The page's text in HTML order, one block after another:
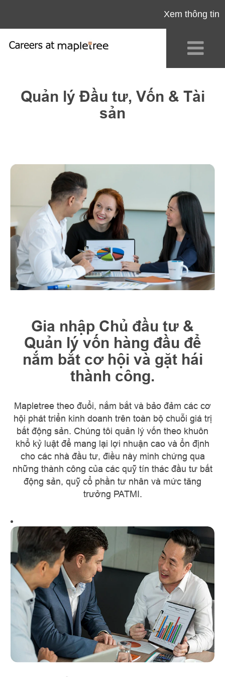
Xem thông tin
Asset
Quản lý Đầu tư, Vốn & Tài
sản
Gia nhập Chủ đầu tư &
Quản lý vốn hàng đầu để
nắm bắt cơ hội và gặt hái
thành công.
Mapletree theo đuổi, nắm bắt và bảo đảm các cơ
hội phát triển kinh doanh trên toàn bộ chuỗi giá trị
bất động sản. Chúng tôi quản lý vốn theo khuôn
khổ kỷ luật để mang lại lợi nhuận cao và ổn định
cho các nhà đầu tư, điều này minh chứng qua
những thành công của các quỹ tín thác đầu tư bất
động sản, quỹ cổ phần tư nhân và mức tăng
trưởng PATMI.